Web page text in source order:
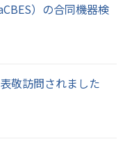
）の合同機器検
敬訪問されました